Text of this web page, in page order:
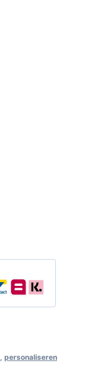
personaliseren